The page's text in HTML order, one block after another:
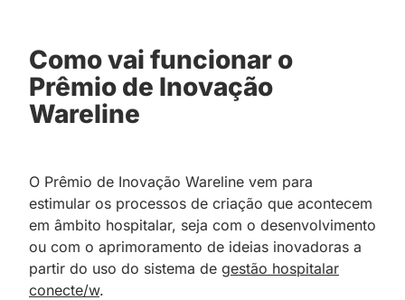
Como vai funcionar o
Prêmio de Inovação
Wareline
O Prêmio de Inovação Wareline vem para
estimular os processos de criação que acontecem
em âmbito hospitalar, seja com o desenvolvimento
ou com o aprimoramento de ideias inovadoras a
partir do uso do sistema de gestão hospitalar
conecte/w.